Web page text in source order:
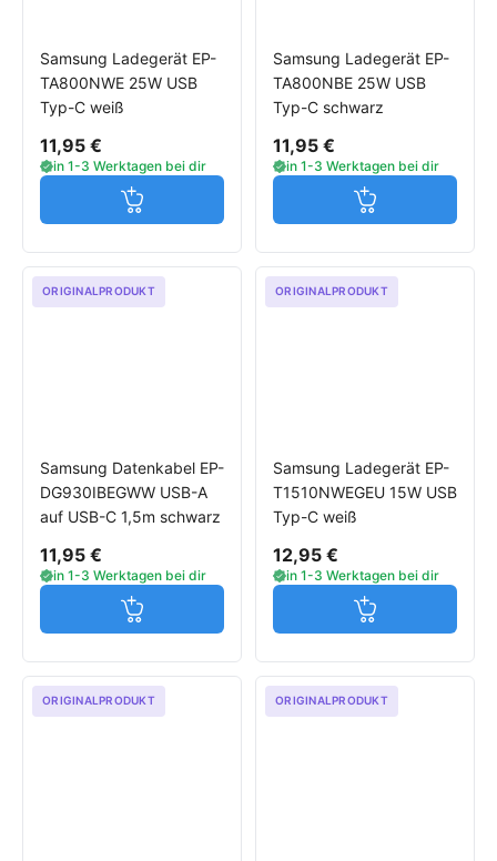
Samsung Ladegerät EP-
TA800NWE 25W USB
Typ-C weiß
11,95 €
in 1-3 Werktagen bei dir
Jetzt in den Warenkorb
Samsung Ladegerät EP-
TA800NBE 25W USB
Typ-C schwarz
11,95 €
in 1-3 Werktagen bei dir
Jetzt in den
ORIGINALPRODUKT
Samsung Datenkabel EP-
DG930IBEGWW USB-A
auf USB-C 1,5m schwarz
11,95 €
in 1-3 Werktagen bei dir
Jetzt in den Warenkorb
ORIGINALPRODUKT
Samsung Ladegerät EP-
T1510NWEGEU 15W USB
Typ-C weiß
12,95 €
in 1-3 Werktagen bei dir
Jetzt in den
ORIGINALPRODUKT ORIGINALPRODUKT